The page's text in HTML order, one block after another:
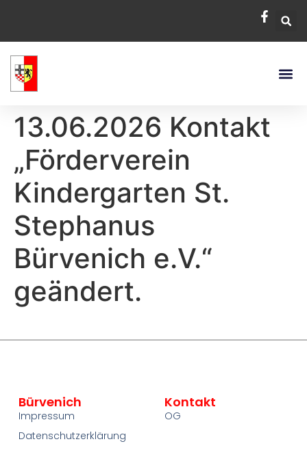
13.06.2026 Kontakt
„Förderverein
Kindergarten St.
Stephanus
Bürvenich e.V.“
geändert.
Bürvenich
Impressum
Datenschutzerklärung
Kontakt
OG